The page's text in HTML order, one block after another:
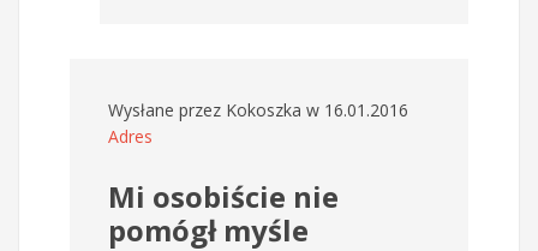
Wysłane przez Kokoszka w 16.01.2016
Adres
Mi osobiście nie
pomógł myśle